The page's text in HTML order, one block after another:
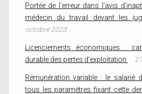
Portée de l’erreur dans l’avis
médecin du travail devant les
octobre 2023
Licenciements économiques :
durable des pertes d’exploitation
Rémunération variable : le salarié
tous les paramètres fixant cette